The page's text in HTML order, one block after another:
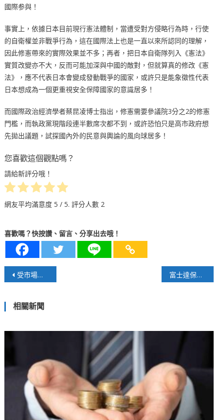
國際参與！
事實上，依據日本目前現行憲法體制，當遭受對方侵略行為時，行使
的自衛權並非戰爭行為，這在國際法上也是一直以來所認同的理解，
因此修憲帶來的實際效果並不多；再者，把日本自衛隊列入《憲法》
實質改變亦不大，反而可能加深與中國的敵對，但就算真的修改《憲
法》，應不代表日本會變成發動戰爭的國家，或許只是能象徵性代表
日本想成為一個更重視安全保障國家的意識居多！
而國際政治經濟學者蔡昆凌博士指出，修憲需要參議院3分之2的修憲
門檻，而執政黨現階段連半數席次都不到，或許恐怕只是高市政府想
先拋出議題，試探國內外的民意與輿論的風向球居多！
您喜歡這個觀點嗎？
請給新評分哦！
網友平均滿意度 5 / 5. 評分人數 2
喜歡嗎？快按讚、留言、分享出去哦！
文
導
覽
受市場預期美國聯準會將維持高利率，學者預測國際金價將持續下跌！ 富士達保經以教育為本 打造保險專業的價值與長期競爭力
相關新聞